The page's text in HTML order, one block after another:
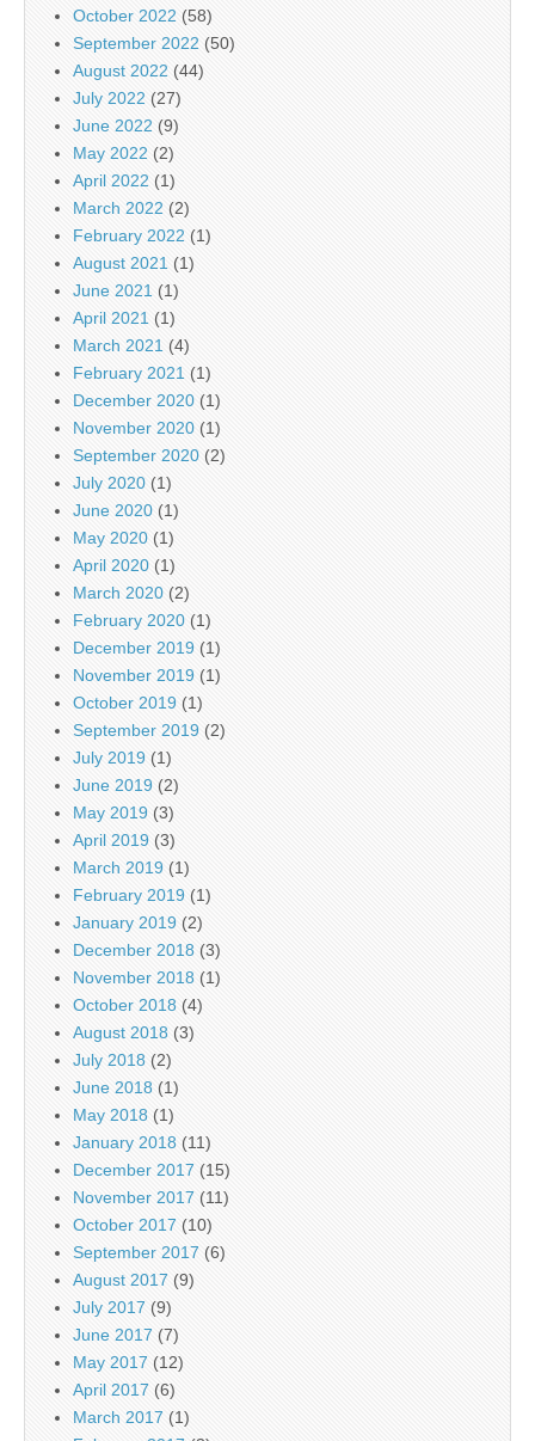
October 2022 (58)
September 2022 (50)
August 2022 (44)
July 2022 (27)
June 2022 (9)
May 2022 (2)
April 2022 (1)
March 2022 (2)
February 2022 (1)
August 2021 (1)
June 2021 (1)
April 2021 (1)
March 2021 (4)
February 2021 (1)
December 2020 (1)
November 2020 (1)
September 2020 (2)
July 2020 (1)
June 2020 (1)
May 2020 (1)
April 2020 (1)
March 2020 (2)
February 2020 (1)
December 2019 (1)
November 2019 (1)
October 2019 (1)
September 2019 (2)
July 2019 (1)
June 2019 (2)
May 2019 (3)
April 2019 (3)
March 2019 (1)
February 2019 (1)
January 2019 (2)
December 2018 (3)
November 2018 (1)
October 2018 (4)
August 2018 (3)
July 2018 (2)
June 2018 (1)
May 2018 (1)
January 2018 (11)
December 2017 (15)
November 2017 (11)
October 2017 (10)
September 2017 (6)
August 2017 (9)
July 2017 (9)
June 2017 (7)
May 2017 (12)
April 2017 (6)
March 2017 (1)